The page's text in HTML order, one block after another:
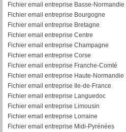
Fichier email entreprise Basse-Normandie
Fichier email entreprise Bourgogne
Fichier email entreprise Bretagne
Fichier email entreprise Centre
Fichier email entreprise Champagne
Fichier email entreprise Corse
Fichier email entreprise Franche-Comté
Fichier email entreprise Haute-Normandie
Fichier email entreprise Ile-de-France
Fichier email entreprise Languedoc
Fichier email entreprise Limousin
Fichier email entreprise Lorraine
Fichier email entreprise Midi-Pyrénées